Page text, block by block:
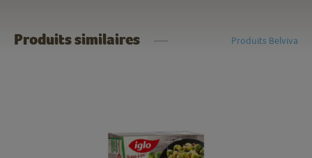
Produits similaires Produits Belviva